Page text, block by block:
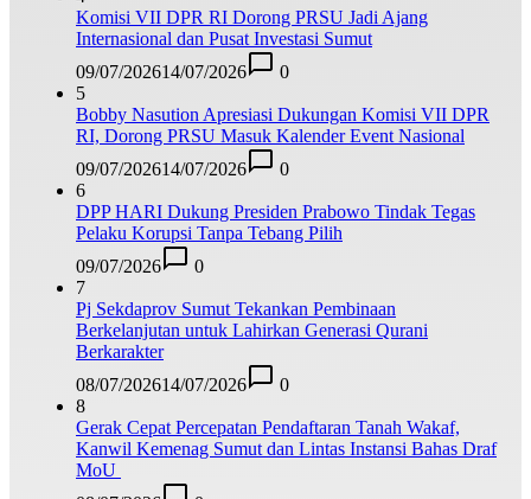
Komisi VII DPR RI Dorong PRSU Jadi Ajang
Internasional dan Pusat Investasi Sumut
09/07/202614/07/2026
0
5
Bobby Nasution Apresiasi Dukungan Komisi VII DPR
RI, Dorong PRSU Masuk Kalender Event Nasional
09/07/202614/07/2026
0
6
DPP HARI Dukung Presiden Prabowo Tindak Tegas
Pelaku Korupsi Tanpa Tebang Pilih
09/07/2026
0
7
Pj Sekdaprov Sumut Tekankan Pembinaan
Berkelanjutan untuk Lahirkan Generasi Qurani
Berkarakter
08/07/202614/07/2026
0
8
Gerak Cepat Percepatan Pendaftaran Tanah Wakaf,
Kanwil Kemenag Sumut dan Lintas Instansi Bahas Draf
MoU